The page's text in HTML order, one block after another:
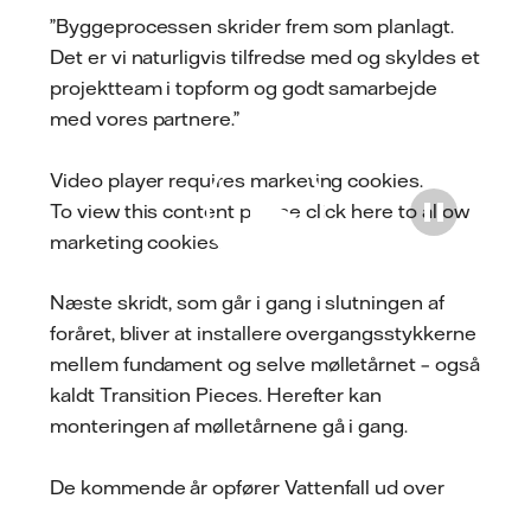
”Byggeprocessen skrider frem som planlagt.
Det er vi naturligvis tilfredse med og skyldes et
projektteam i topform og godt samarbejde
med vores partnere.”
Video player requires marketing cookies.
To view this content please click here to allow
marketing cookies
Play
Næste skridt, som går i gang i slutningen af
foråret, bliver at installere overgangsstykkerne
mellem fundament og selve mølletårnet – også
kaldt Transition Pieces. Herefter kan
monteringen af mølletårnene gå i gang.
De kommende år opfører Vattenfall ud over